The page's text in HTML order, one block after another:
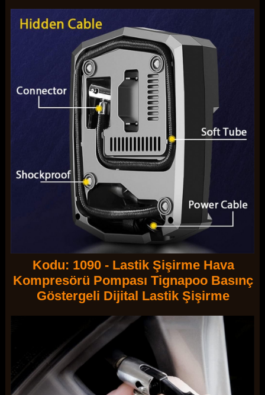
Kodu: 1090 - Lastik Şişirme Hava
Kompresörü Pompası Tignapoo Basınç
Göstergeli Dijital Lastik Şişirme